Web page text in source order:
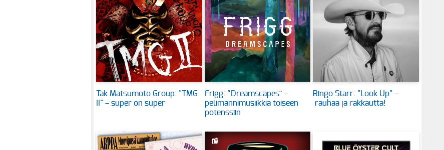
Tak Matsumoto Group: "TMG
II" – super on super
Frigg: “Dreamscapes” –
pelimannimusiikkia toiseen
potenssiin
Ringo Starr: "Look Up" –
rauhaa ja rakkautta!